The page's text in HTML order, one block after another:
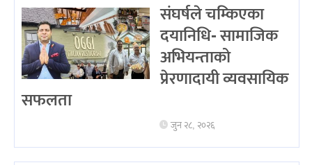
संघर्षले चम्किएका
दयानिधि- सामाजिक
अभियन्ताको
प्रेरणादायी व्यवसायिक
सफलता
जुन २८, २०२६